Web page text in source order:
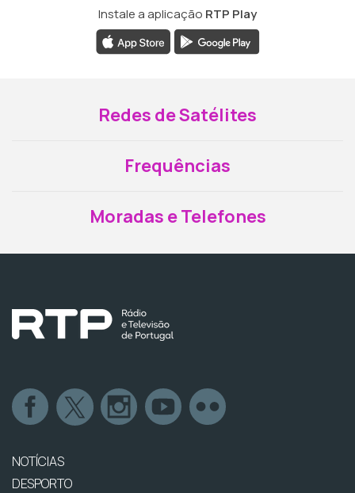
Instale a aplicação RTP Play
Redes de Satélites
Frequências
Moradas e Telefones
NOTÍCIAS
DESPORTO